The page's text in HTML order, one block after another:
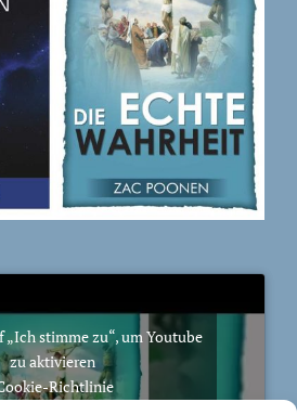
„Ich stimme zu“, um Youtube
zu aktivieren
Richtlinie